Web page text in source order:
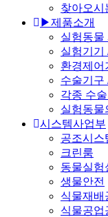
찾아오시
▶제품소개
실험동물
실험기기
환경제어
수술기구
각종 수
실험동물
시스템사업부
공조시스
크린룸
동물실험
생물안전
식물재배
식물공업